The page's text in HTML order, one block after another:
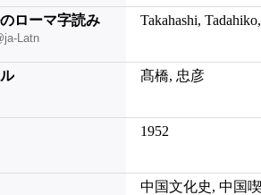
ローマ字読み
Latn
Takahashi,
髙橋, 忠彦
1952
中国文化史, 中国